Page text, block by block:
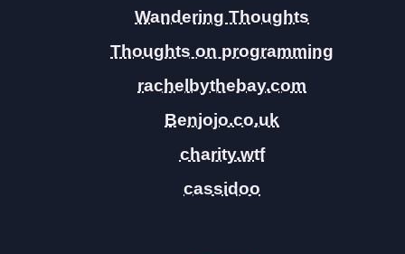
Wandering Thoughts
Thoughts on programming
rachelbythebay.com
Benjojo.co.uk
charity.wtf
cassidoo